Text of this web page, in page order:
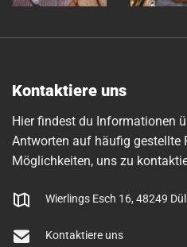
Kontaktiere uns
Hier findest du Informationen
Antworten auf häufig gestellte
Möglichkeiten, uns zu
Wierlings Esch 16, 48249
Kontaktiere uns